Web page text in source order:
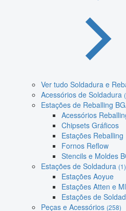
Ver tudo Soldadura e
Acessórios de Soldadura
Estações de Reballing
Acessórios
Chipsets Gráficos
Estações Reballing
Fornos Reflow
Stencils e Moldes
Estações de Soldadura (1)
Estações Aoyue
Estações Atten e
Estações de
Peças e Acessórios (258)